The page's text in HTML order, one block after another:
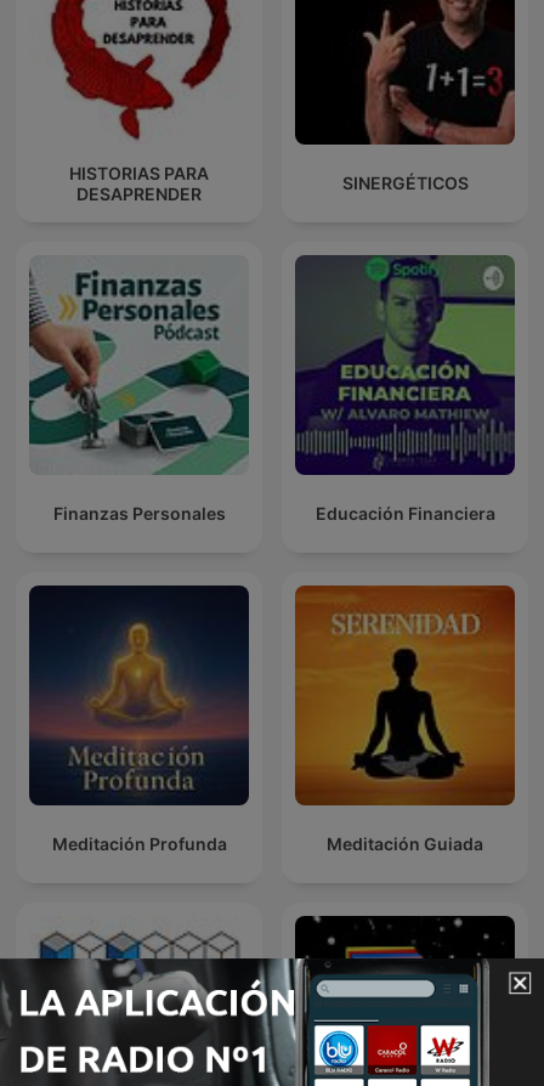
HISTORIAS PARA
DESAPRENDER
SINERGÉTICOS
Finanzas Personales Educación Financiera
Meditación Profunda Meditación Guiada